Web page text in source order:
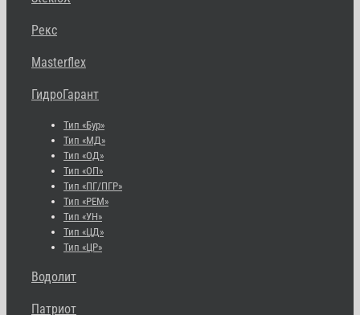
Рекс
Masterflex
ГидроГарант
Тип «Бур»
Тип «МД»
Тип «ОД»
Тип «ОП»
Тип «ПГ/ПГР»
Тип «РЕМ»
Тип «УН»
Тип «ЦД»
Тип «ЦР»
Водолит
Патриот